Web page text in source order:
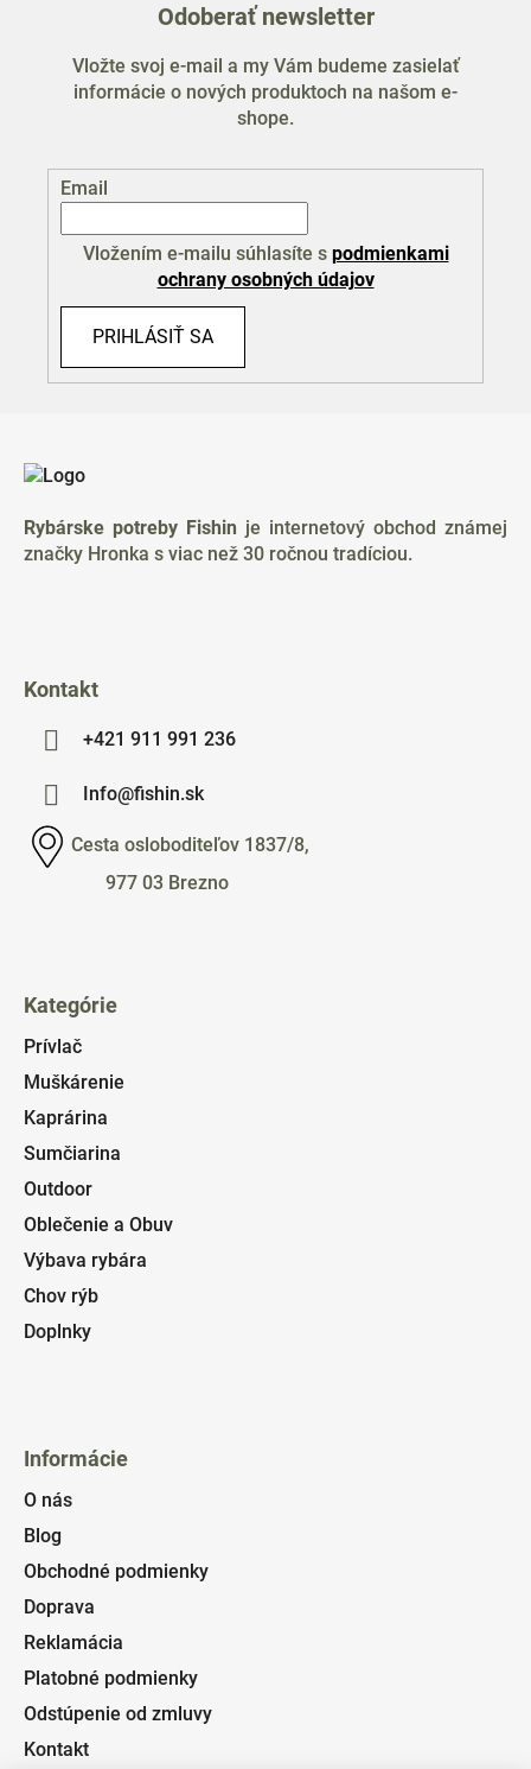
Odoberať newsletter
Vložte svoj e-mail a my Vám budeme zasielať
informácie o nových produktoch na našom e-
shope.
Email
Vložením e-mailu súhlasíte s podmienkami
ochrany osobných údajov
PRIHLÁSIŤ SA
Rybárske potreby Fishin je internetový obchod známej
značky Hronka s viac než 30 ročnou tradíciou.
Kontakt
+421 911 991 236
Info@fishin.sk
Cesta osloboditeľov 1837/8,
977 03 Brezno
Kategórie
Prívlač
Muškárenie
Kaprárina
Sumčiarina
Outdoor
Oblečenie a Obuv
Výbava rybára
Chov rýb
Doplnky
Informácie
O nás
Blog
Obchodné podmienky
Doprava
Reklamácia
Platobné podmienky
Odstúpenie od zmluvy
Kontakt